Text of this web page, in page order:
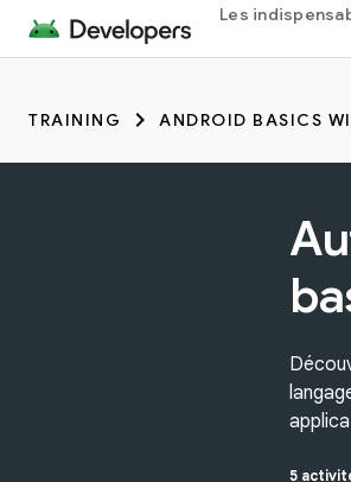
Les
TRAINING ANDROID BASICS
5